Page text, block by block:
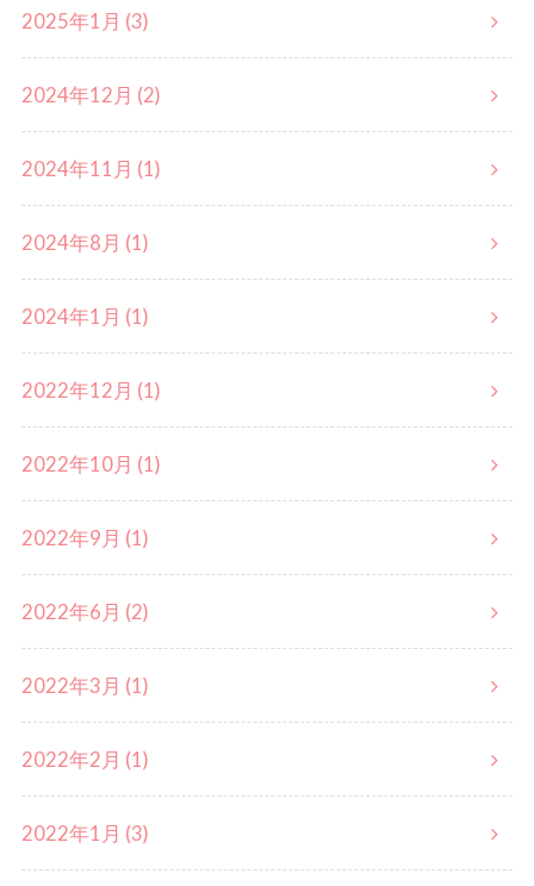
2025年1月 (3)
2024年12月 (2)
2024年11月 (1)
2024年8月 (1)
2024年1月 (1)
2022年12月 (1)
2022年10月 (1)
2022年9月 (1)
2022年6月 (2)
2022年3月 (1)
2022年2月 (1)
2022年1月 (3)